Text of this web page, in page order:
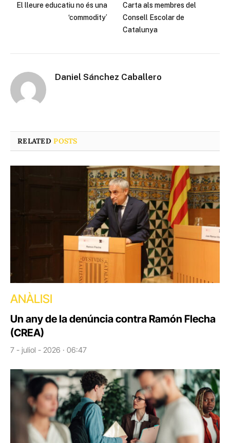
El lleure educatiu no és una
‘commodity’
Carta als membres del
Consell Escolar de
Catalunya
Daniel Sánchez Caballero
RELATEDPOSTS
ANÀLISI
Un any de la denúncia contra Ramón Flecha
(CREA)
7 - juliol - 2026 · 06:47